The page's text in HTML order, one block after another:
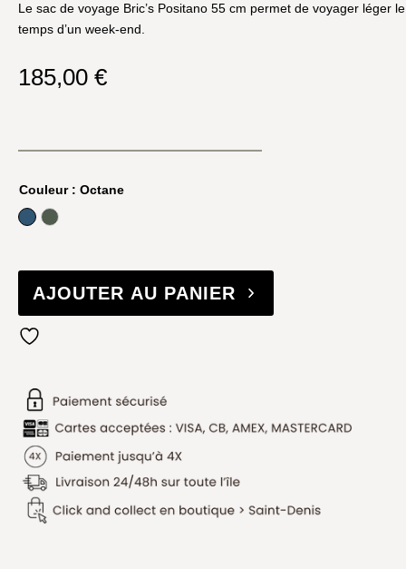
Le sac de voyage Bric’s Positano 55 cm permet de voyager léger le
temps d’un week-end.
185,00 €
Couleur: Octane
OctaneVert émeraude
AJOUTER AU PANIER